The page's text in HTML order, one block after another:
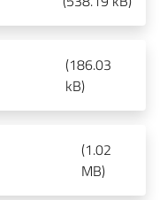
(186.03
kB)
(1.02
MB)